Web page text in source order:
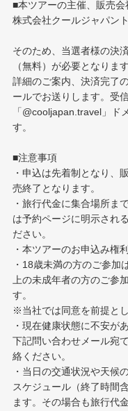
■本ツアーの主催、販売会
株式会社クールジャパン
そのため、当選者様の決
（無料）が必要となりま
詳細のご案内、決済完了
ールでお送りします。受
「@cooljapan.travel」ド
す。
■注意事項
・申込は先着制となり、
売終了となります。
・旅行代金に集合場所ま
は予約ページに明示され
ださい。
・本ツアーのお申込み権
・18歳未満の方のご参加
上の未成年者の方のご参
す。
※当社では同意を前提と
・現在健康状態に不安が
下記問い合わせメール宛
絡ください。
・当日の交通状況や天候
スケジュール（終了時間
ます。その場合も旅行代